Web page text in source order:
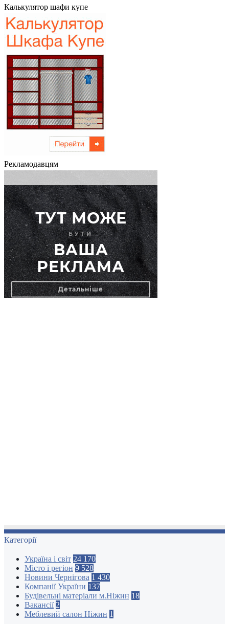
Калькулятор шафи купе
Рекламодавцям
Категорії
Україна і світ 24 170
Місто і регіон 9 528
Новини Чернігова 1 430
Компанії України 137
Будівельні матеріали м.Ніжин 18
Вакансії 2
Меблевий салон Ніжин 1